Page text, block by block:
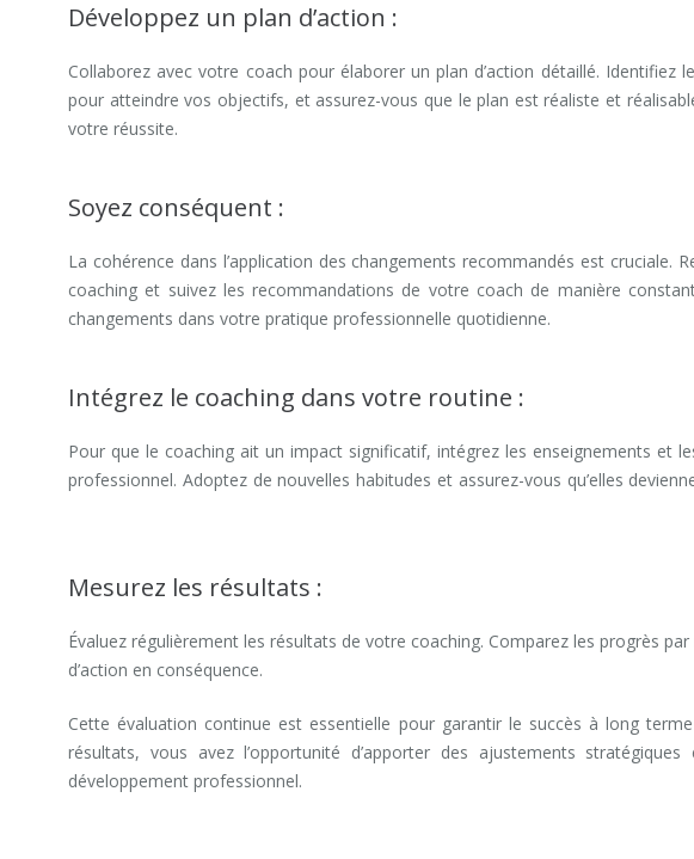
Développez un plan d’action :
Collaborez avec votre coach pour élaborer un plan d’action détaillé. Identifiez
pour atteindre vos objectifs, et assurez-vous que le plan est réaliste et
votre réussite.
Soyez conséquent :
La cohérence dans l’application des changements recommandés est cruciale.
coaching et suivez les recommandations de votre coach de manière
changements dans votre pratique professionnelle quotidienne.
Intégrez le coaching dans votre routine :
Pour que le coaching ait un impact significatif, intégrez les enseignements et
professionnel. Adoptez de nouvelles habitudes et assurez-vous qu’elles
Mesurez les résultats :
Évaluez régulièrement les résultats de votre coaching. Comparez les progrès
d’action en conséquence.
Cette évaluation continue est essentielle pour garantir le succès à long
résultats, vous avez l’opportunité d’apporter des ajustements
développement professionnel.